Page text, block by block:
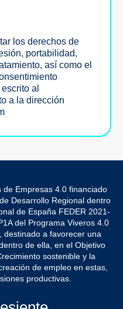
los derechos de
portabilidad,
así como el
al
a la dirección
de Empresas 4.0 financiado
Desarrollo Regional dentro
de España FEDER 2021-
del Programa Viveros 4.0
destinado a favorecer una
de ella, en el Objetivo
sostenible y la
de empleo en estas,
productivas.